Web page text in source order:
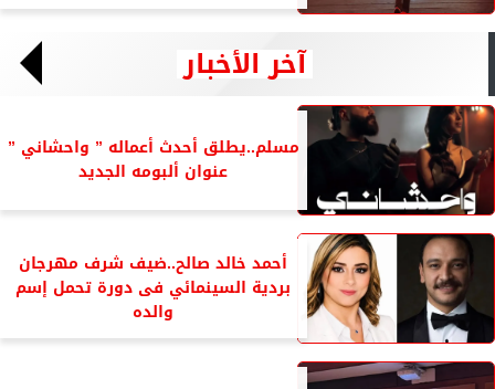
آخر الأخبار
مسلم..يطلق أحدث أعماله ” واحشاني ”
عنوان ألبومه الجديد
أحمد خالد صالح..ضيف شرف مهرجان
بردية السينمائي فى دورة تحمل إسم
والده